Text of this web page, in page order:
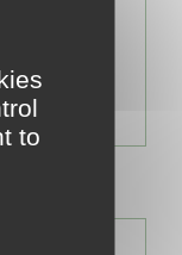
to